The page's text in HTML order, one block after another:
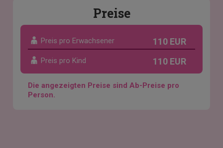
Preise
Preis pro Erwachsener 110 EUR
Preis pro Kind 110 EUR
Die angezeigten Preise sind Ab-Preise pro
Person.